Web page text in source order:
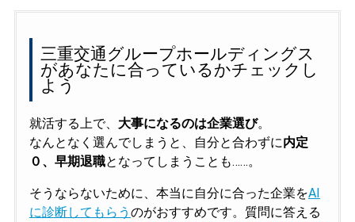
三重交通グループホールディングス
があなたに合っているかチェックし
よう
就活する上で、 大事になるのは企業選び。
なんとなく選んでしまうと、自分と合わずに内定
０、早期退職となってしまうことも……。
そうならないために、本当に自分に合った企業をAI
に診断してもらう のがおすすめです。質問に答える